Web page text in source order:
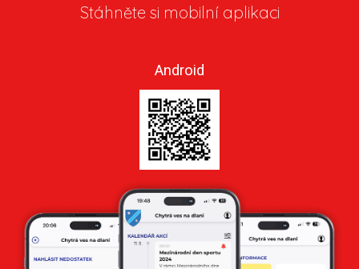
Stáhněte si mobilní aplikaci
Android